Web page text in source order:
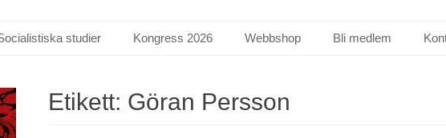
studier Kongress 2026 Webbshop Bli medlem
Etikett: Göran Persson